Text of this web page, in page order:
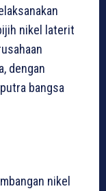
nikel laterit
dengan
bangsa
nikel